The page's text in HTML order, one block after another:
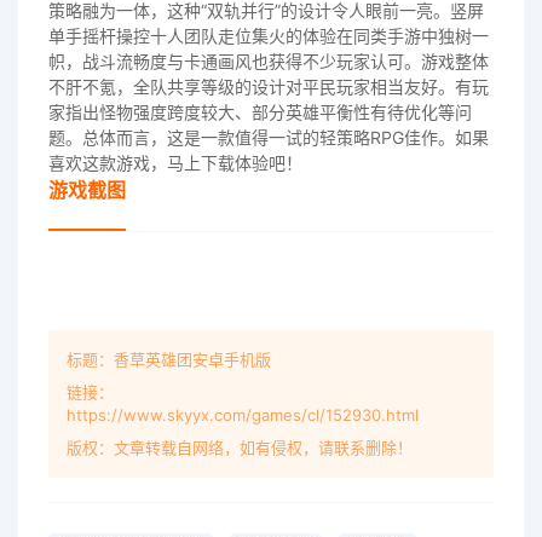
策略融为一体，这种“双轨并行”的设计令人眼前一亮。竖屏
单手摇杆操控十人团队走位集火的体验在同类手游中独树一
帜，战斗流畅度与卡通画风也获得不少玩家认可。游戏整体
不肝不氪，全队共享等级的设计对平民玩家相当友好。有玩
家指出怪物强度跨度较大、部分英雄平衡性有待优化等问
题。总体而言，这是一款值得一试的轻策略RPG佳作。如果
喜欢这款游戏，马上下载体验吧！
游戏截图
标题：香草英雄团安卓手机版
链接：
https://www.skyyx.com/games/cl/152930.html
版权：文章转载自网络，如有侵权，请联系删除！